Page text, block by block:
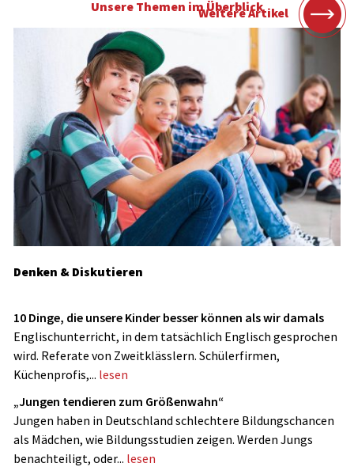
Weitere Artikel
Unsere Themen im Überblick
Denken & Diskutieren
10 Dinge, die unsere Kinder besser können als wir damals
Englischunterricht, in dem tatsächlich Englisch gesprochen
wird. Referate von Zweitklässlern. Schülerfirmen,
Küchenprofis,... lesen
„Jungen tendieren zum Größenwahn“
Jungen haben in Deutschland schlechtere Bildungschancen
als Mädchen, wie Bildungsstudien zeigen. Werden Jungs
benachteiligt, oder... lesen